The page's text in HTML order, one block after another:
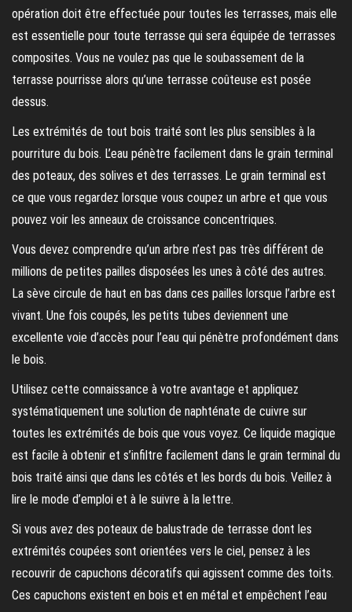
opération doit être effectuée pour toutes les terrasses, mais elle
est essentielle pour toute terrasse qui sera équipée de terrasses
composites. Vous ne voulez pas que le soubassement de la
terrasse pourrisse alors qu’une terrasse coûteuse est posée
dessus.
Les extrémités de tout bois traité sont les plus sensibles à la
pourriture du bois. L’eau pénètre facilement dans le grain terminal
des poteaux, des solives et des terrasses. Le grain terminal est
ce que vous regardez lorsque vous coupez un arbre et que vous
pouvez voir les anneaux de croissance concentriques.
Vous devez comprendre qu’un arbre n’est pas très différent de
millions de petites pailles disposées les unes à côté des autres.
La sève circule de haut en bas dans ces pailles lorsque l’arbre est
vivant. Une fois coupés, les petits tubes deviennent une
excellente voie d’accès pour l’eau qui pénètre profondément dans
le bois.
Utilisez cette connaissance à votre avantage et appliquez
systématiquement une solution de naphténate de cuivre sur
toutes les extrémités de bois que vous voyez. Ce liquide magique
est facile à obtenir et s’infiltre facilement dans le grain terminal du
bois traité ainsi que dans les côtés et les bords du bois. Veillez à
lire le mode d’emploi et à le suivre à la lettre.
Si vous avez des poteaux de balustrade de terrasse dont les
extrémités coupées sont orientées vers le ciel, pensez à les
recouvrir de capuchons décoratifs qui agissent comme des toits.
Ces capuchons existent en bois et en métal et empêchent l’eau